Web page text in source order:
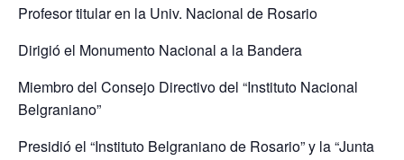
Profesor titular en la Univ. Nacional de Rosario
Dirigió el Monumento Nacional a la Bandera
Miembro del Consejo Directivo del “Instituto Nacional
Belgraniano”
Presidió el “Instituto Belgraniano de Rosario” y la “Junta